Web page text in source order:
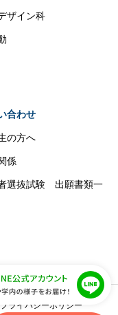
ザイン科
合わせ
の方へ
係
選抜試験 出願書類一
プライバシーポリシー